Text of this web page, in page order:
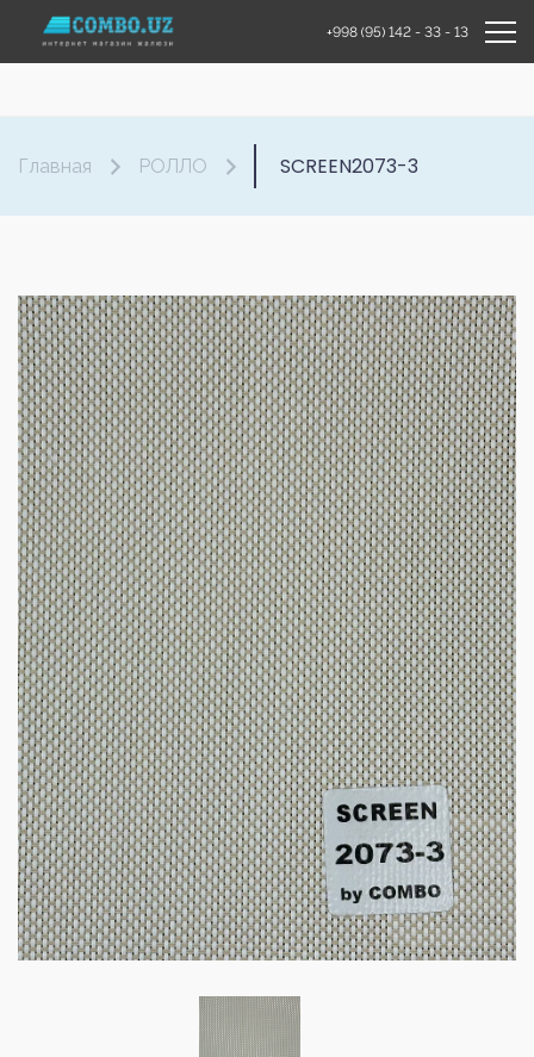
+998 (95) 142 - 33 - 13
Главная РОЛЛО SCREEN2073-3